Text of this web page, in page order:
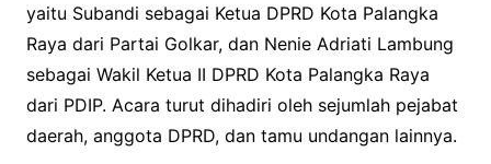
yaitu Subandi sebagai Ketua DPRD Kota Palangka
Raya dari Partai Golkar, dan Nenie Adriati Lambung
sebagai Wakil Ketua II DPRD Kota Palangka Raya
dari PDIP. Acara turut dihadiri oleh sejumlah pejabat
daerah, anggota DPRD, dan tamu undangan lainnya.